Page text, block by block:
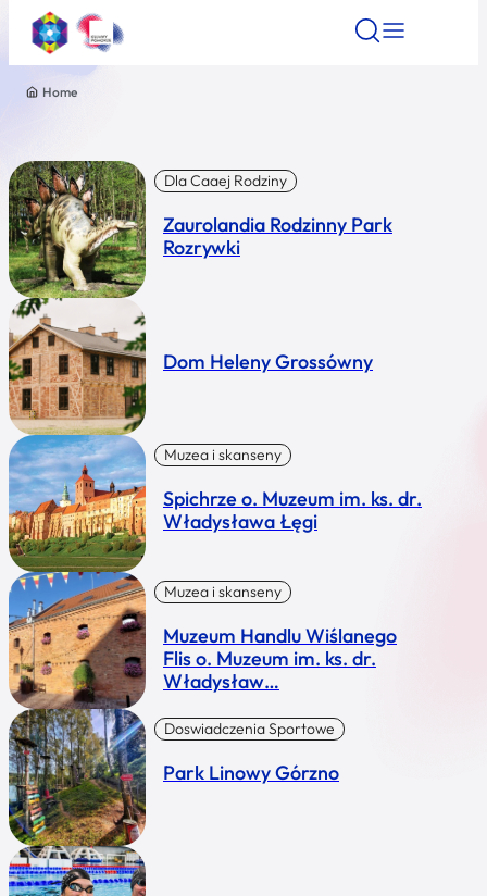
Nazwa atrakcji
Miasto
Kategoria
Home
Dla Caaej Rodziny
Zaurolandia Rodzinny Park
Rozrywki
Dom Heleny Grossówny
Muzea i skanseny
Spichrze o. Muzeum im. ks. dr.
Władysława Łęgi
Muzea i skanseny
Muzeum Handlu Wiślanego
Flis o. Muzeum im. ks. dr.
Władysław…
Doswiadczenia Sportowe
Park Linowy Górzno